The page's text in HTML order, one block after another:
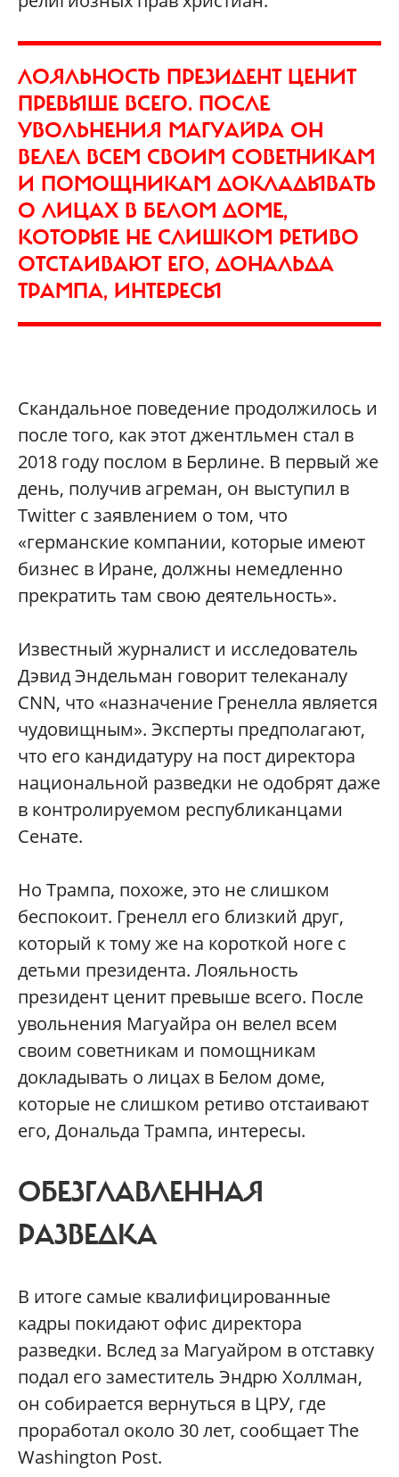
ЛОЯЛЬНОСТЬ ПРЕЗИДЕНТ ЦЕНИТ
ПРЕВЫШЕ ВСЕГО. ПОСЛЕ
УВОЛЬНЕНИЯ МАГУАЙРА ОН
ВЕЛЕЛ ВСЕМ СВОИМ СОВЕТНИКАМ
И ПОМОЩНИКАМ ДОКЛАДЫВАТЬ
О ЛИЦАХ В БЕЛОМ ДОМЕ,
КОТОРЫЕ НЕ СЛИШКОМ РЕТИВО
ОТСТАИВАЮТ ЕГО, ДОНАЛЬДА
ТРАМПА, ИНТЕРЕСЫ
Скандальное поведение продолжилось и
после того, как этот джентльмен стал в
2018 году послом в Берлине. В первый же
день, получив агреман, он выступил в
Twitter с заявлением о том, что
«германские компании, которые имеют
бизнес в Иране, должны немедленно
прекратить там свою деятельность».
Известный журналист и исследователь
Дэвид Эндельман говорит телеканалу
CNN, что «назначение Гренелла является
чудовищным». Эксперты предполагают,
что его кандидатуру на пост директора
национальной разведки не одобрят даже
в контролируемом республиканцами
Сенате.
Но Трампа, похоже, это не слишком
беспокоит. Гренелл его близкий друг,
который к тому же на короткой ноге с
детьми президента. Лояльность
президент ценит превыше всего. После
увольнения Магуайра он велел всем
своим советникам и помощникам
докладывать о лицах в Белом доме,
которые не слишком ретиво отстаивают
его, Дональда Трампа, интересы.
ОБЕЗГЛАВЛЕННАЯ
РАЗВЕДКА
В итоге самые квалифицированные
кадры покидают офис директора
разведки. Вслед за Магуайром в отставку
подал его заместитель Эндрю Холлман,
он собирается вернуться в ЦРУ, где
проработал около 30 лет, сообщает The
Washington Post.